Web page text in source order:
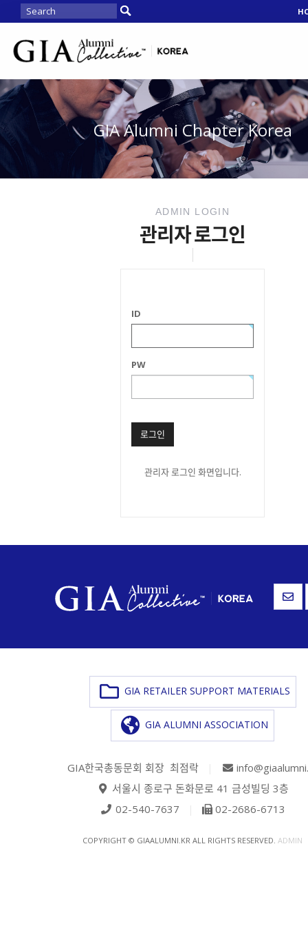
GIA Alumni Chapter Korea
ADMIN LOGIN
관리자 로그인
ID
PW
로그인
관리자 로그인 화면입니다.
GIA RETAILER SUPPORT MATERIALS
GIA ALUMNI ASSOCIATION
GIA한국총동문회 회장 최점락
서울시 종로구 돈화문로 41 금성빌딩 3층
02-540-7637
02-2686-6713
COPYRIGHT © GIAALUMNI.KR ALL RIGHTS RESERVED. ADMIN